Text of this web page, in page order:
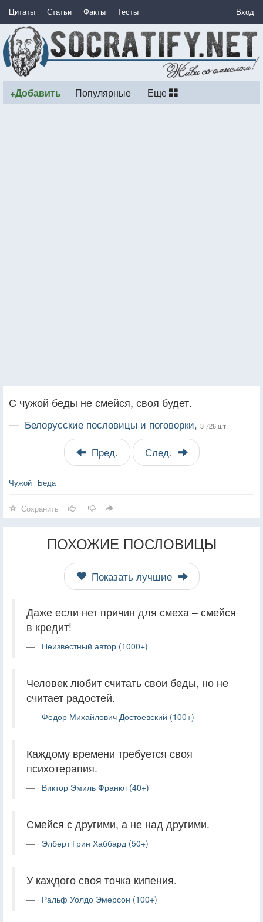
Цитаты Статьи Факты Тесты Вход
+Добавить Популярные Еще
С чужой беды не смейся, своя будет.
— Белорусские пословицы и поговорки, 3 726 шт.
Пред. След.
Чужой Беда
Сохранить
ПОХОЖИЕ ПОСЛОВИЦЫ
Показать лучшие
Даже если нет причин для смеха – смейся
в кредит!
Неизвестный автор (1000+)
Человек любит считать свои беды, но не
считает радостей.
Федор Михайлович Достоевский (100+)
Каждому времени требуется своя
психотерапия.
Виктор Эмиль Франкл (40+)
Смейся с другими, а не над другими.
Элберт Грин Хаббард (50+)
У каждого своя точка кипения.
Ральф Уолдо Эмерсон (100+)